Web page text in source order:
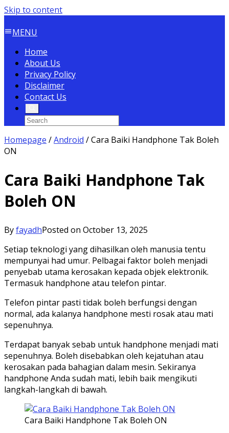
Skip to content
MENU
Home
About Us
Privacy Policy
Disclaimer
Contact Us
Homepage /Android /Cara Baiki Handphone Tak Boleh
ON
Cara Baiki Handphone Tak
Boleh ON
ByfayadhPosted on October 13, 2025
Setiap teknologi yang dihasilkan oleh manusia tentu
mempunyai had umur. Pelbagai faktor boleh menjadi
penyebab utama kerosakan kepada objek elektronik.
Termasuk handphone atau telefon pintar.
Telefon pintar pasti tidak boleh berfungsi dengan
normal, ada kalanya handphone mesti rosak atau mati
sepenuhnya.
Terdapat banyak sebab untuk handphone menjadi mati
sepenuhnya. Boleh disebabkan oleh kejatuhan atau
kerosakan pada bahagian dalam mesin. Sekiranya
handphone Anda sudah mati, lebih baik mengikuti
langkah-langkah di bawah.
Cara Baiki Handphone Tak Boleh ON